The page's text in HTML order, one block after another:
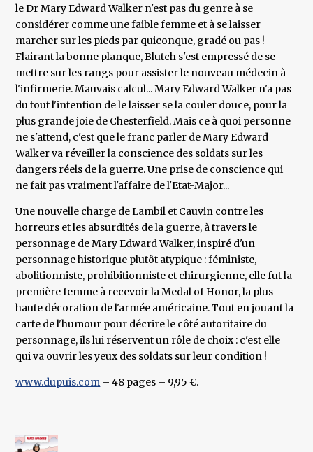
le Dr Mary Edward Walker n'est pas du genre à se
considérer comme une faible femme et à se laisser
marcher sur les pieds par quiconque, gradé ou pas !
Flairant la bonne planque, Blutch s'est empressé de se
mettre sur les rangs pour assister le nouveau médecin à
l'infirmerie. Mauvais calcul... Mary Edward Walker n'a pas
du tout l'intention de le laisser se la couler douce, pour la
plus grande joie de Chesterfield. Mais ce à quoi personne
ne s'attend, c'est que le franc parler de Mary Edward
Walker va réveiller la conscience des soldats sur les
dangers réels de la guerre. Une prise de conscience qui
ne fait pas vraiment l'affaire de l'Etat-Major...
Une nouvelle charge de Lambil et Cauvin contre les
horreurs et les absurdités de la guerre, à travers le
personnage de Mary Edward Walker, inspiré d'un
personnage historique plutôt atypique : féministe,
abolitionniste, prohibitionniste et chirurgienne, elle fut la
première femme à recevoir la Medal of Honor, la plus
haute décoration de l'armée américaine. Tout en jouant la
carte de l'humour pour décrire le côté autoritaire du
personnage, ils lui réservent un rôle de choix : c'est elle
qui va ouvrir les yeux des soldats sur leur condition !
www.dupuis.com – 48 pages – 9,95 €.